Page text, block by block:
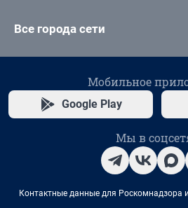
Все города сети
Мобильное
Google Play
Мы в
Контактные данные для Роскомнадзора